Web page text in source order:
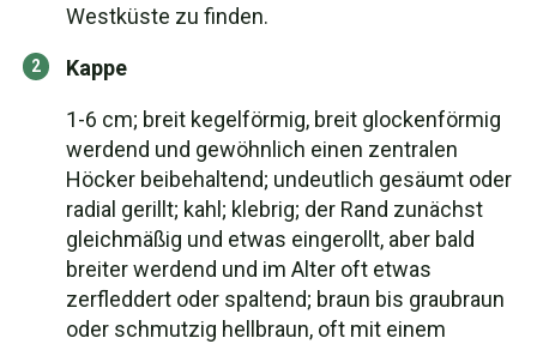
Westküste zu finden.
Kappe
1-6 cm; breit kegelförmig, breit glockenförmig
werdend und gewöhnlich einen zentralen
Höcker beibehaltend; undeutlich gesäumt oder
radial gerillt; kahl; klebrig; der Rand zunächst
gleichmäßig und etwas eingerollt, aber bald
breiter werdend und im Alter oft etwas
zerfleddert oder spaltend; braun bis graubraun
oder schmutzig hellbraun, oft mit einem